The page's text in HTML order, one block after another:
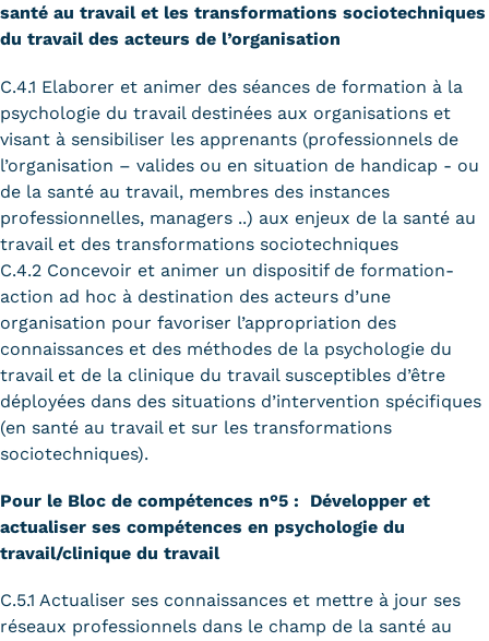
santé au travail et les transformations sociotechniques
du travail des acteurs de l’organisation
C.4.1 Elaborer et animer des séances de formation à la
psychologie du travail destinées aux organisations et
visant à sensibiliser les apprenants (professionnels de
l’organisation – valides ou en situation de handicap - ou
de la santé au travail, membres des instances
professionnelles, managers ..) aux enjeux de la santé au
travail et des transformations sociotechniques
C.4.2 Concevoir et animer un dispositif de formation-
action ad hoc à destination des acteurs d’une
organisation pour favoriser l’appropriation des
connaissances et des méthodes de la psychologie du
travail et de la clinique du travail susceptibles d’être
déployées dans des situations d’intervention spécifiques
(en santé au travail et sur les transformations
sociotechniques).
Pour le Bloc de compétences n°5 : Développer et
actualiser ses compétences en psychologie du
travail/clinique du travail
C.5.1 Actualiser ses connaissances et mettre à jour ses
réseaux professionnels dans le champ de la santé au